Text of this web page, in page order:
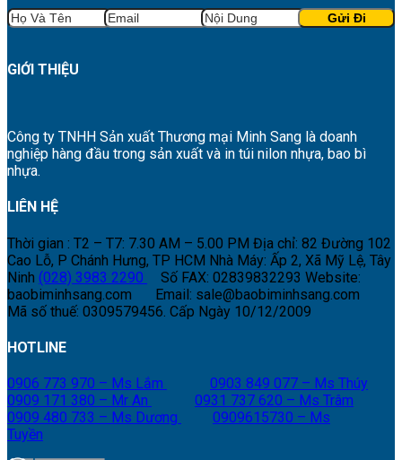
GIỚI THIỆU
Công ty TNHH Sản xuất Thương mại Minh Sang là doanh
nghiệp hàng đầu trong sản xuất và in túi nilon nhựa, bao bì
nhựa.
LIÊN HỆ
Thời gian : T2 – T7: 7.30 AM – 5.00 PM Địa chỉ: 82 Đường 102
Cao Lỗ, P Chánh Hưng, TP HCM Nhà Máy: Ấp 2, Xã Mỹ Lệ, Tây
Ninh (028) 3983 2290 Số FAX: 02839832293 Website:
baobiminhsang.com
Email: sale@baobiminhsang.com
Mã số thuế: 0309579456. Cấp Ngày 10/12/2009
HOTLINE
0906 773 970 – Ms Lắm
0903 849 077 – Ms Thúy
0909 171 380 – Mr An
0931 737 620 – Ms Trâm
0909 480 733 – Ms Dương
0909615730 – Ms
Tuyền